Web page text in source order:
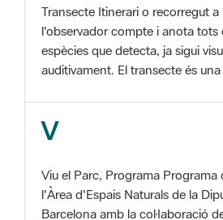
auditivament. El transecte és
V
l'Àrea d'Espais Naturals de la
l'àmbit de cada parc. El
sèrie...